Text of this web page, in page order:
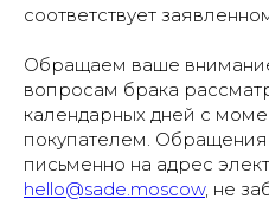
соответствует
Обращаем ваше
вопросам брака
календарных дней с
покупателем.
письменно на адрес
hello@sade.moscow, не